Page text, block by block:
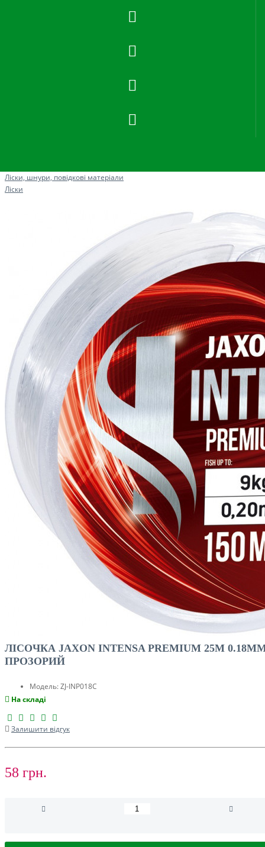
Ліски, шнури, повідкові матеріали
Ліски
ЛІСОЧКА JAXON INTENSA PREMIUM 25M
ПРОЗОРИЙ
Модель:ZJ-INP018C
На складі
Залишити відгук
58 грн.